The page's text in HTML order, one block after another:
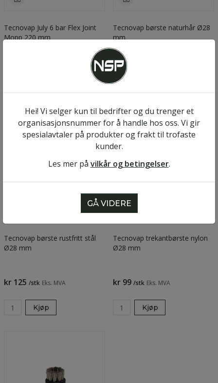
Tecnovap July 6 bar Flex Joint
Mopp 220 mm
Tecnovap børste naturhår Ø28
mm
kr 99
Tecnovap børste rustfritt stål
Ø28 mm
kr 125 /stk Eks. MVA
Kjøp
Tecnovap trekantbørste nylon
Ø28 mm
kr 99 /stk Eks. MVA
Kjøp
Hei! Vi selger kun til bedrifter og du trenger et
organisasjonsnummer for å handle hos oss. Vi gir
spesialavtaler på produkter og frakt til trofaste
kunder.
Les mer på vilkår og betingelser.
GÅ VIDERE